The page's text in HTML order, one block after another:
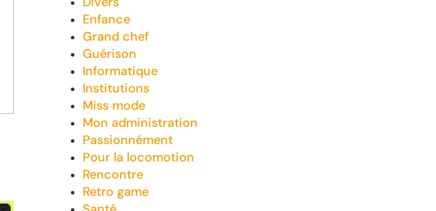
Enfance
Grand chef
Guérison
Informatique
Institutions
Miss mode
Mon administration
Passionnément
Pour la locomotion
Rencontre
Retro game